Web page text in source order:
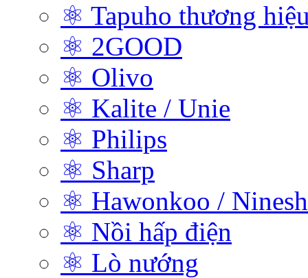
⚛ Tapuho thương
⚛ 2GOOD
⚛ Olivo
⚛ Kalite / Unie
⚛ Philips
⚛ Sharp
⚛ Hawonkoo /
⚛ Nồi hấp điện
⚛ Lò nướng